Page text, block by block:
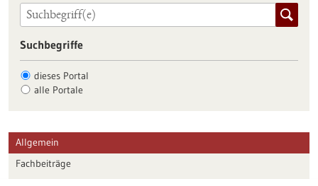
Suchbegriffe
dieses Portal
alle Portale
Allgemein
Fachbeiträge